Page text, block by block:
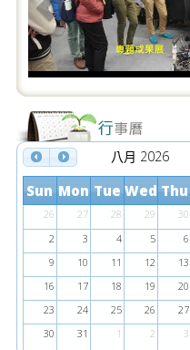
v
o
u
s
八月 2026
Sun Mon Tue Wed Thu
26 27 28 29 30
2
3 4 5 6
9
10 11 12 13
16
17 18 19 20
23
24 25 26 27
30
31 1 2 3